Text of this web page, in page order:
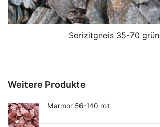
Serizitgneis 35-70 grün
Weitere Produkte
Marmor 56-140 rot